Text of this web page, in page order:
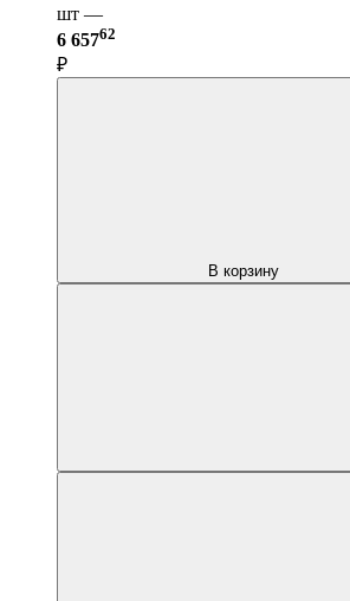
шт —
6 65762
₽
В корзину